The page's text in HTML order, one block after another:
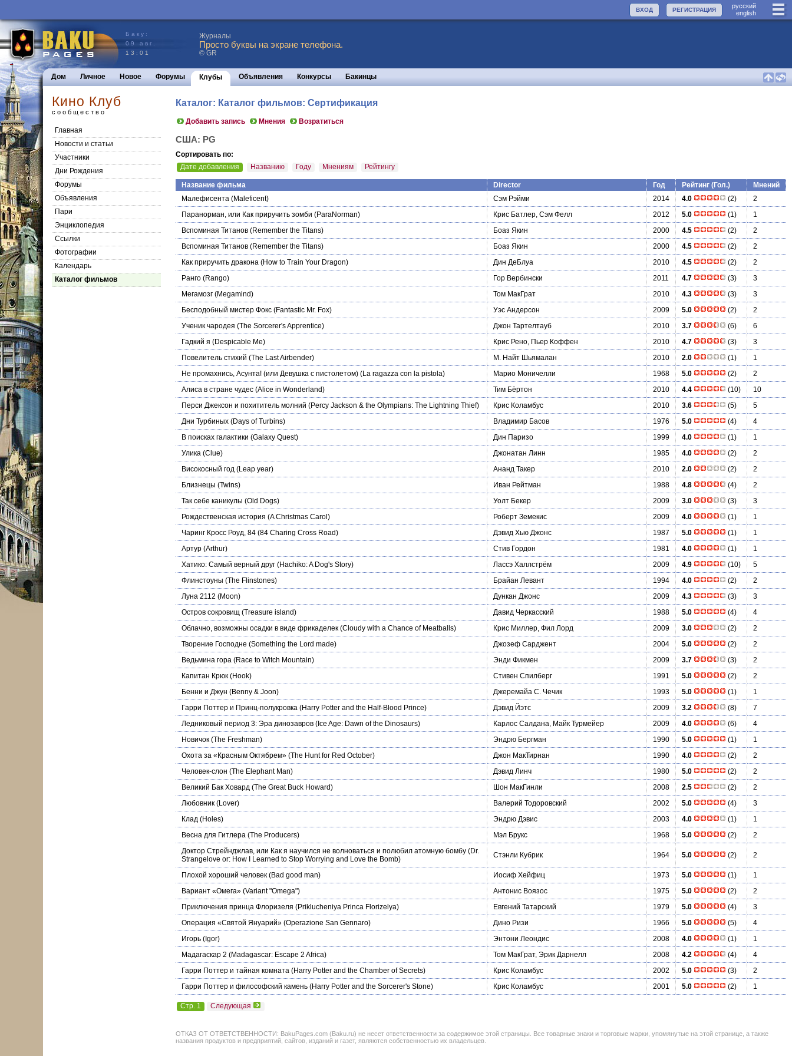
руccкий
english
РЕГИСТРАЦИЯ
ВХОД
Баку:
09 авг.
13:01
Журналы
Просто буквы на экране телефона.
© GR
Дом Личное Новое Форумы Клубы Объявления Конкурсы Бакинцы
Кино Клуб
сообщество
Главная
Новости и статьи
Участники
Дни Рождения
Форумы
Объявления
Пари
Энциклопедия
Cсылки
Фотографии
Календарь
Каталог фильмов
Каталог: Каталог фильмов: Сертификация
Добавить запись Мнения Возратиться
США: PG
Сортировать по:
Дате добавления
Названию Году Мнениям Рейтингу
Название фильма Director Год Рейтинг (Гол.)
Мнений
Малефисента (Maleficent) Сэм Рэйми 2014 4.0 (2)
2
Паранорман, или Как приручить зомби (ParaNorman) Крис Батлер, Сэм Фелл 2012 5.0 (1)
1
Вспоминая Титанов (Remember the Titans) Боаз Якин 2000 4.5 (2)
2
Вспоминая Титанов (Remember the Titans) Боаз Якин 2000 4.5 (2)
2
Как приручить дракона (How to Train Your Dragon) Дин ДеБлуа 2010 4.5 (2)
2
Ранго (Rango) Гор Вербински 2011 4.7 (3)
3
Мегамозг (Megamind) Том МакГрат 2010 4.3 (3)
3
Бесподобный мистер Фокс (Fantastic Mr. Fox) Уэс Андерсон 2009 5.0 (2)
2
Ученик чародея (The Sorcerer's Apprentice) Джон Тартелтауб 2010 3.7 (6)
6
Гадкий я (Despicable Me) Крис Рено, Пьер Коффен 2010 4.7 (3)
3
Повелитель стихий (The Last Airbender) М. Найт Шьямалан 2010 2.0 (1)
1
Не промахнись, Асунта! (или Девушка с пистолетом) (La ragazza con la pistola) Марио Моничелли 1968 5.0 (2)
2
Алиса в стране чудес (Alice in Wonderland) Тим Бёртон 2010 4.4 (10)
10
Перси Джексон и похититель молний (Percy Jackson & the Olympians: The Lightning Thief) Крис Коламбус 2010 3.6 (5)
5
Дни Турбиных (Days of Turbins) Владимир Басов 1976 5.0 (4)
4
В поисках галактики (Galaxy Quest) Дин Паризо 1999 4.0 (1)
1
Улика (Clue) Джонатан Линн 1985 4.0 (2)
2
Високосный год (Leap year) Ананд Такер 2010 2.0 (2)
2
Близнецы (Twins) Иван Рейтман 1988 4.8 (4)
2
Так себе каникулы (Old Dogs) Уолт Бекер 2009 3.0 (3)
3
Рождественская история (A Christmas Carol) Роберт Земекис 2009 4.0 (1)
1
Чаринг Кросс Роуд, 84 (84 Charing Cross Road) Дэвид Хью Джонс 1987 5.0 (1)
1
Артур (Arthur) Стив Гордон 1981 4.0 (1)
1
Хатико: Самый верный друг (Hachiko: A Dog's Story) Лассэ Халлстрём 2009 4.9 (10)
5
Флинстоуны (The Flinstones) Брайан Левант 1994 4.0 (2)
2
Луна 2112 (Moon) Дункан Джонс 2009 4.3 (3)
3
Остров сокровищ (Treasure island) Давид Черкасский 1988 5.0 (4)
4
Облачно, возможны осадки в виде фрикаделек (Cloudy with a Chance of Meatballs) Крис Миллер, Фил Лорд 2009 3.0 (2)
2
Творение Господне (Something the Lord made) Джозеф Сарджент 2004 5.0 (2)
2
Ведьмина гора (Race to Witch Mountain) Энди Фикмен 2009 3.7 (3)
2
Капитан Крюк (Hook) Стивен Спилберг 1991 5.0 (2)
2
Бенни и Джун (Benny & Joon) Джеремайа С. Чечик 1993 5.0 (1)
1
Гарри Поттер и Принц-полукровка (Harry Potter and the Half-Blood Prince) Дэвид Йэтс 2009 3.2 (8)
7
Ледниковый период 3: Эра динозавров (Ice Age: Dawn of the Dinosaurs) Карлос Салдана, Майк Турмейер 2009 4.0 (6)
4
Новичок (The Freshman) Эндрю Бергман 1990 5.0 (1)
1
Охота за «Красным Октябрем» (The Hunt for Red October) Джон МакТирнан 1990 4.0 (2)
2
Человек-слон (The Elephant Man) Дэвид Линч 1980 5.0 (2)
2
Великий Бак Ховард (The Great Buck Howard) Шон МакГинли 2008 2.5 (2)
2
Любовник (Lover) Валерий Тодоровский 2002 5.0 (4)
3
Клад (Holes) Эндрю Дэвис 2003 4.0 (1)
1
Весна для Гитлера (The Producers) Мэл Брукс 1968 5.0 (2)
2
Доктор Стрейнджлав, или Как я научился не волноваться и полюбил атомную бомбу (Dr.
Strangelove or: How I Learned to Stop Worrying and Love the Bomb)
Стэнли Кубрик 1964 5.0 (2) 2
Плохой хороший человек (Bad good man) Иосиф Хейфиц 1973 5.0 (1)
1
Вариант «Омега» (Variant "Omega") Антонис Воязос 1975 5.0 (2)
2
Приключения принца Флоризеля (Priklucheniya Princa Florizelya) Евгений Татарский 1979 5.0 (4)
3
Операция «Святой Януарий» (Operazione San Gennaro) Дино Ризи 1966 5.0 (5)
4
Игорь (Igor) Энтони Леондис 2008 4.0 (1)
1
Мадагаскар 2 (Madagascar: Escape 2 Africa) Том МакГрат, Эрик Дарнелл 2008 4.2 (4)
4
Гарри Поттер и тайная комната (Harry Potter and the Chamber of Secrets) Крис Коламбус 2002 5.0 (3)
2
Гарри Поттер и философский камень (Harry Potter and the Sorcerer's Stone) Крис Коламбус 2001 5.0 (2) 1
Стр. 1 Следующая
ОТКАЗ ОТ ОТВЕТСТВЕННОСТИ: BakuPages.com (Baku.ru) не несет ответственности за содержимое этой страницы. Все товарные знаки и торговые марки, упомянутые на этой странице, а также
названия продуктов и предприятий, сайтов, изданий и газет, являются собственностью их владельцев.